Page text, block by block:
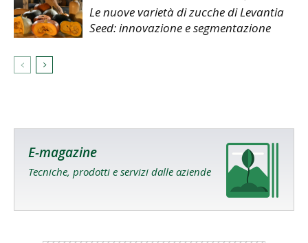
Le nuove varietà di zucche di Levantia
Seed: innovazione e segmentazione
E-magazine
Tecniche, prodotti e servizi dalle aziende